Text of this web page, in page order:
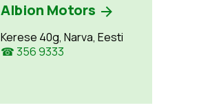
Albion Motors
Kerese 40g, Narva, Eesti
☎ 356 9333